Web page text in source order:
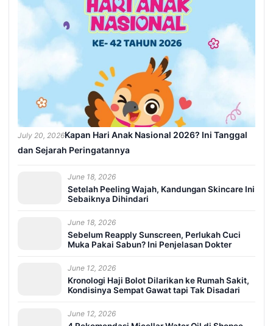
July 20, 2026Kapan Hari Anak Nasional 2026? Ini Tanggal
dan Sejarah Peringatannya
June 18, 2026
Setelah Peeling Wajah, Kandungan Skincare Ini
Sebaiknya Dihindari
June 18, 2026
Sebelum Reapply Sunscreen, Perlukah Cuci
Muka Pakai Sabun? Ini Penjelasan Dokter
June 12, 2026
Kronologi Haji Bolot Dilarikan ke Rumah Sakit,
Kondisinya Sempat Gawat tapi Tak Disadari
June 12, 2026